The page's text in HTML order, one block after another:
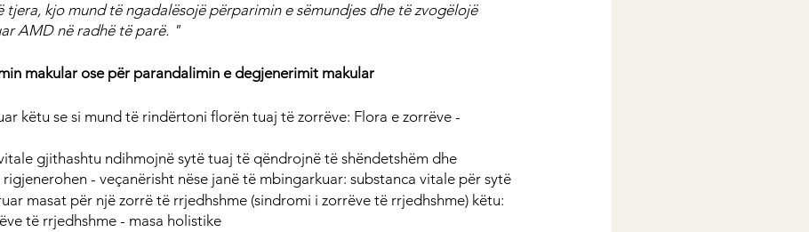
tjera, kjo mund të ngadalësojë përparimin e sëmundjes dhe të zvogëlojë
AMD në radhë të parë. "
makular ose për parandalimin e degjenerimit makular
këtu se si mund të rindërtoni florën tuaj të zorrëve: Flora e zorrëve -
gjithashtu ndihmojnë sytë tuaj të qëndrojnë të shëndetshëm dhe
- veçanërisht nëse janë të mbingarkuar: substanca vitale për sytë
masat për një zorrë të rrjedhshme (sindromi i zorrëve të rrjedhshme) këtu:
të rrjedhshme - masa holistike